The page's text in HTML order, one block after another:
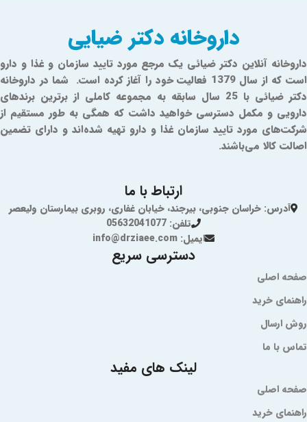
داروخانه دکتر ضیایی
داروخانه آنلاین دکتر ضیائی یک مرجع مورد تایید سازمان و غذا و دارو
است که از سال 1379 فعالیت خود را آغاز کرده است. شما در داروخانه
دکتر ضیائی با 25 سال سابقه به مجموعه کاملی از برترین برندهای
دارویی و مکمل دسترسی خواهید داشت که همگی به طور مستقیم از
شرکت‌های مورد تایید سازمان غذا و دارو تهیه شده‌اند و دارای تضمین
اصالت کالا می‌باشند.
ارتباط با ما
آدرس: خراسان جنوبی، بیرجند، خیابان غفاری، روبری بیمارستان ولیعصر
تلفن: 05632041077
ایمیل: info@drziaee.com
دسترسی سریع
صفحه اصلی
راهنمای خرید
روش ارسال
تماس با ما
لینک های مفید
صفحه اصلی
راهنمای خرید